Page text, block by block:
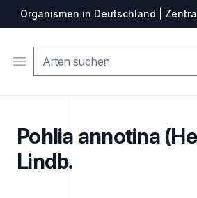
Organismen in Deutschland |
Open menu
Pohlia annotina
Lindb.